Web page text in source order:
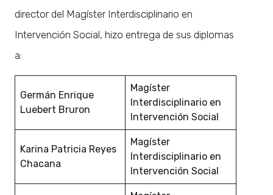
director del Magíster Interdisciplinario en
Intervención Social, hizo entrega de sus diplomas
a:
Germán Enrique
Luebert Bruron
Magíster
Interdisciplinario en
Intervención Social
Karina Patricia Reyes
Chacana
Magíster
Interdisciplinario en
Intervención Social